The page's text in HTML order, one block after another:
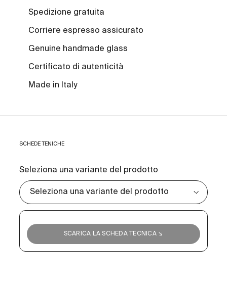
Spedizione gratuita
Corriere espresso assicurato
Genuine handmade glass
Certificato di autenticità
Made in Italy
SCHEDE TENICHE
Seleziona una variante del prodotto
SCARICA LA SCHEDA TECNICA ↘